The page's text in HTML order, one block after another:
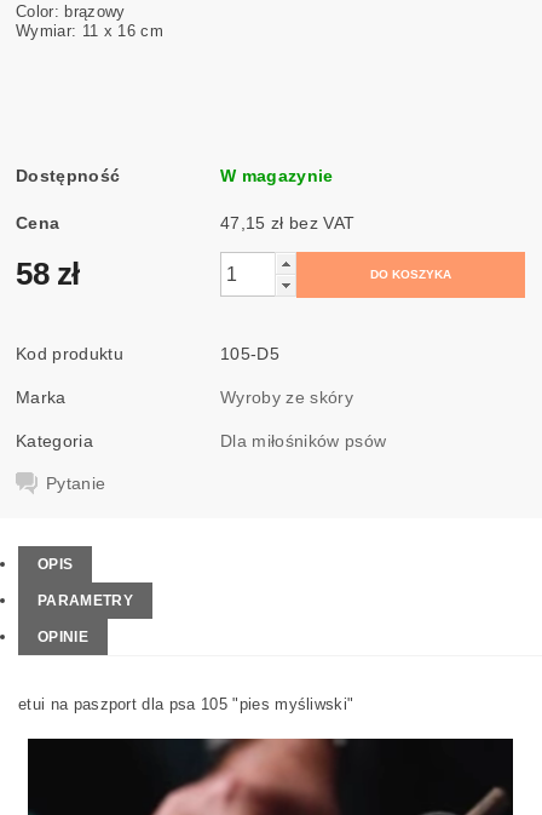
Color: brązowy
Wymiar: 11 x 16 cm
Dostępność W magazynie
Cena 47,15 zł bez VAT
58 zł
Kod produktu 105-D5
Marka Wyroby ze skóry
Kategoria Dla miłośników psów
Pytanie
OPIS
PARAMETRY
OPINIE
etui na paszport dla psa 105 "pies myśliwski"